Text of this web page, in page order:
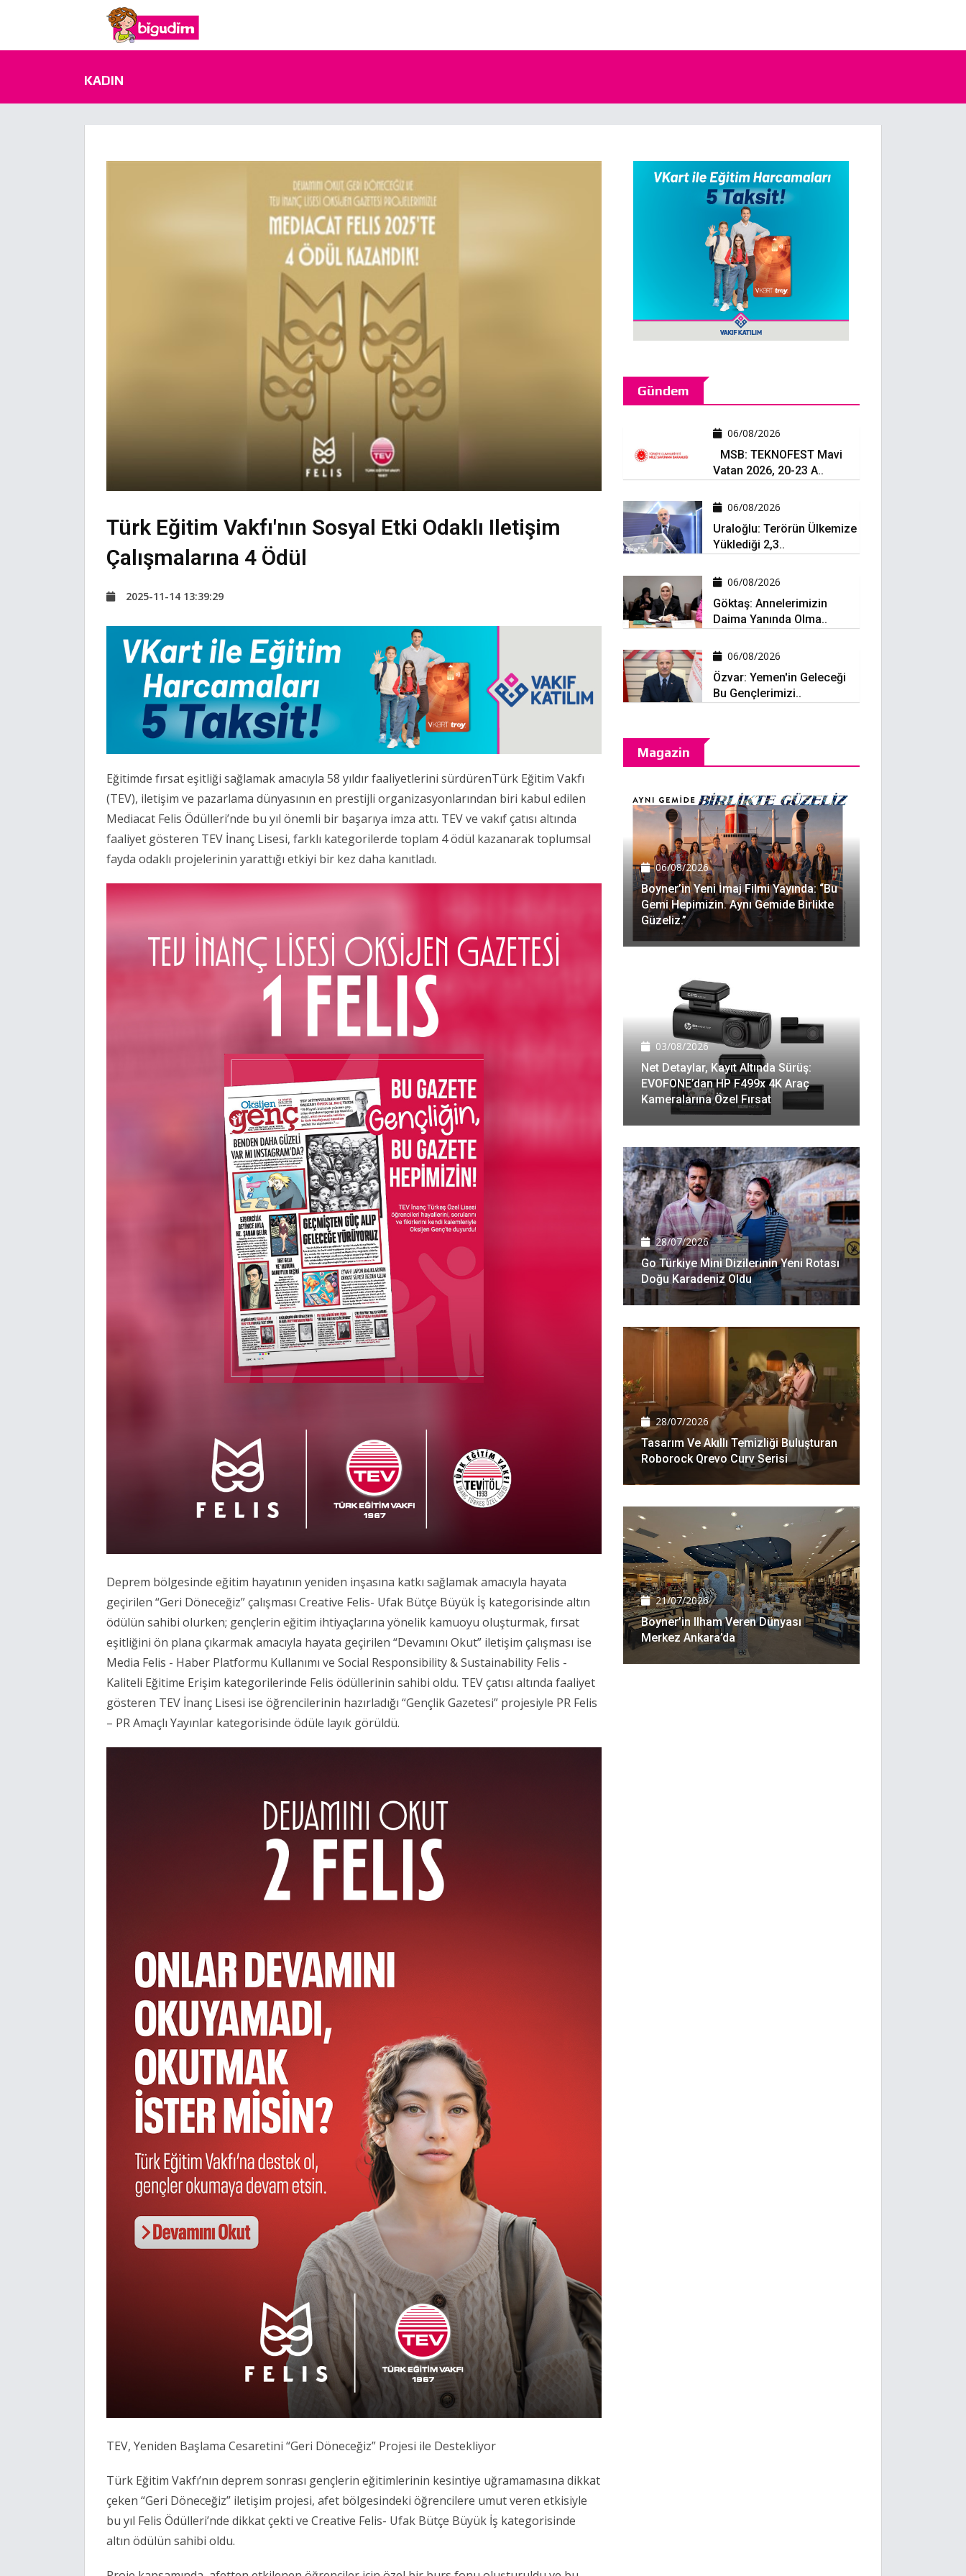
KADIN
Türk Eğitim Vakfı'nın Sosyal Etki Odaklı Iletişim
Çalışmalarına 4 Ödül
2025-11-14 13:39:29
Eğitimde fırsat eşitliği sağlamak amacıyla 58 yıldır faaliyetlerini sürdürenTürk Eğitim Vakfı
(TEV), iletişim ve pazarlama dünyasının en prestijli organizasyonlarından biri kabul edilen
Mediacat Felis Ödülleri’nde bu yıl önemli bir başarıya imza attı. TEV ve vakıf çatısı altında
faaliyet gösteren TEV İnanç Lisesi, farklı kategorilerde toplam 4 ödül kazanarak toplumsal
fayda odaklı projelerinin yarattığı etkiyi bir kez daha kanıtladı.
Deprem bölgesinde eğitim hayatının yeniden inşasına katkı sağlamak amacıyla hayata
geçirilen “Geri Döneceğiz” çalışması Creative Felis- Ufak Bütçe Büyük İş kategorisinde altın
ödülün sahibi olurken; gençlerin eğitim ihtiyaçlarına yönelik kamuoyu oluşturmak, fırsat
eşitliğini ön plana çıkarmak amacıyla hayata geçirilen “Devamını Okut” iletişim çalışması ise
Media Felis - Haber Platformu Kullanımı ve Social Responsibility & Sustainability Felis -
Kaliteli Eğitime Erişim kategorilerinde Felis ödüllerinin sahibi oldu. TEV çatısı altında faaliyet
gösteren TEV İnanç Lisesi ise öğrencilerinin hazırladığı “Gençlik Gazetesi” projesiyle PR Felis
– PR Amaçlı Yayınlar kategorisinde ödüle layık görüldü.
TEV, Yeniden Başlama Cesaretini “Geri Döneceğiz” Projesi ile Destekliyor
Türk Eğitim Vakfı’nın deprem sonrası gençlerin eğitimlerinin kesintiye uğramamasına dikkat
çeken “Geri Döneceğiz” iletişim projesi, afet bölgesindeki öğrencilere umut veren etkisiyle
bu yıl Felis Ödülleri’nde dikkat çekti ve Creative Felis- Ufak Bütçe Büyük İş kategorisinde
altın ödülün sahibi oldu.
Gündem
06/08/2026
MSB: TEKNOFEST Mavi
Vatan 2026, 20-23 A..
06/08/2026
Uraloğlu: Terörün Ülkemize
Yüklediği 2,3..
06/08/2026
Göktaş: Annelerimizin
Daima Yanında Olma..
06/08/2026
Özvar: Yemen'in Geleceği
Bu Gençlerimizi..
Magazin
06/08/2026
Boyner’in Yeni İmaj Filmi Yayında: “Bu
Gemi Hepimizin. Aynı Gemide Birlikte
Güzeliz.”
03/08/2026
Net Detaylar, Kayıt Altında Sürüş:
EVOFONE’dan HP F499x 4K Araç
Kameralarına Özel Fırsat
28/07/2026
Go Türkiye Mini Dizilerinin Yeni Rotası
Doğu Karadeniz Oldu
28/07/2026
Tasarım Ve Akıllı Temizliği Buluşturan
Roborock Qrevo Curv Serisi
21/07/2026
Boyner’in Ilham Veren Dünyası
Merkez Ankara’da